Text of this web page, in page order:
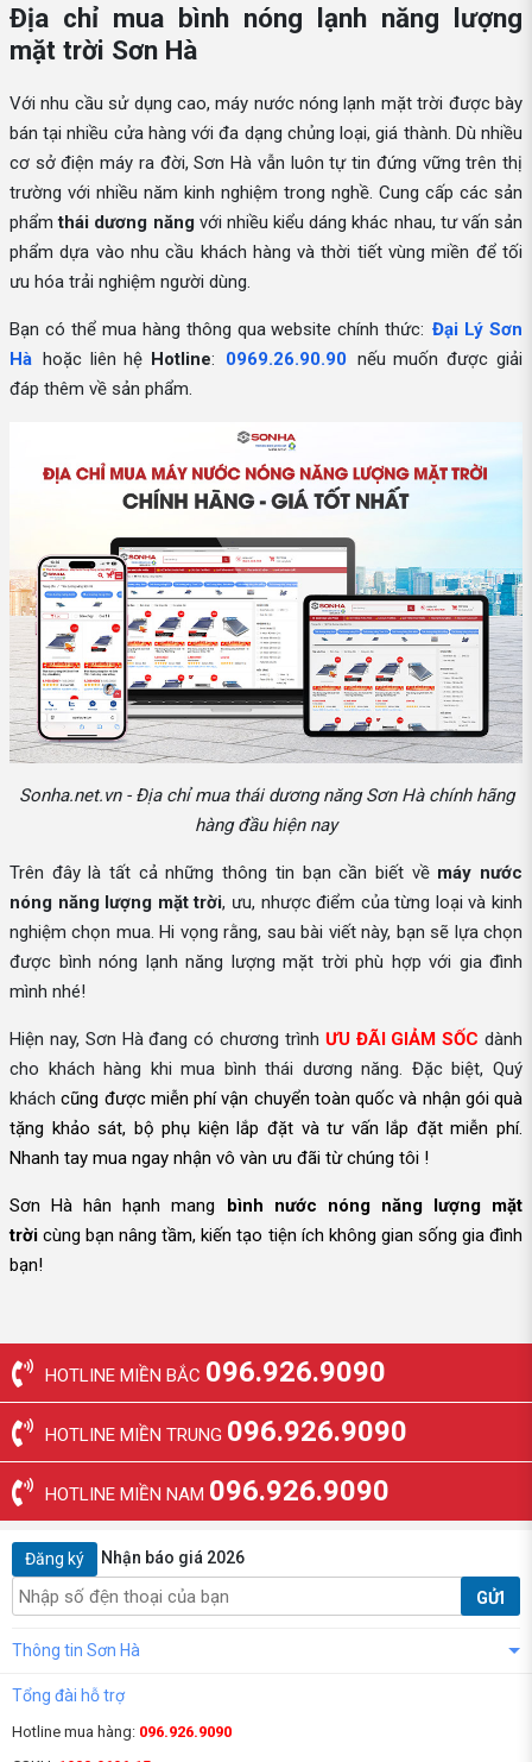
Địa chỉ mua bình nóng lạnh năng lượng
mặt trời Sơn Hà
Với nhu cầu sử dụng cao, máy nước nóng lạnh mặt trời được bày
bán tại nhiều cửa hàng với đa dạng chủng loại, giá thành. Dù nhiều
cơ sở điện máy ra đời, Sơn Hà vẫn luôn tự tin đứng vững trên thị
trường với nhiều năm kinh nghiệm trong nghề. Cung cấp các sản
phẩmthái dương năngvới nhiều kiểu dáng khác nhau, tư vấn sản
phẩm dựa vào nhu cầu khách hàng và thời tiết vùng miền để tối
ưu hóa trải nghiệm người dùng.
Bạn có thể mua hàng thông qua website chính thức: Đại Lý Sơn
Hà hoặc liên hệ Hotline: 0969.26.90.90 nếu muốn được giải
đáp thêm về sản phẩm.
Sonha.net.vn - Địa chỉ mua thái dương năng Sơn Hà chính hãng
hàng đầu hiện nay
Trên đây là tất cả những thông tin bạn cần biết về máy nước
nóng năng lượng mặt trời, ưu, nhược điểm của từng loại và kinh
nghiệm chọn mua. Hi vọng rằng, sau bài viết này, bạn sẽ lựa chọn
được bình nóng lạnh năng lượng mặt trời phù hợp với gia đình
mình nhé!
Hiện nay, Sơn Hà đang có chương trình ƯU ĐÃI GIẢM SỐC dành
cho khách hàng khi mua bình thái dương năng. Đặc biệt, Quý
kháchcũng được miễn phí vận chuyển toàn quốc và nhận gói quà
tặng khảo sát, bộ phụ kiện lắp đặt và tư vấn lắp đặt miễn phí.
Nhanh tay mua ngay nhận vô vàn ưu đãi từ chúng tôi !
Sơn Hà hân hạnh mang
bình nước nóng năng lượng mặt
trời cùng bạn nâng tầm, kiến tạo tiện ích không gian sống gia đình
bạn!
HOTLINE MIỀN BẮC 096.926.9090
HOTLINE MIỀN TRUNG 096.926.9090
HOTLINE MIỀN NAM 096.926.9090
Đăng ký Nhận báo giá 2026
GỬI
Thông tin Sơn Hà
Tổng đài hỗ trợ
Hotline mua hàng: 096.926.9090